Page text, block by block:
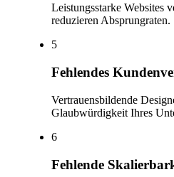
Leistungsstarke Websites
reduzieren Absprungraten.
5
Fehlendes
Vertrauensbildende
Glaubwürdigkeit Ihres
6
Fehlende